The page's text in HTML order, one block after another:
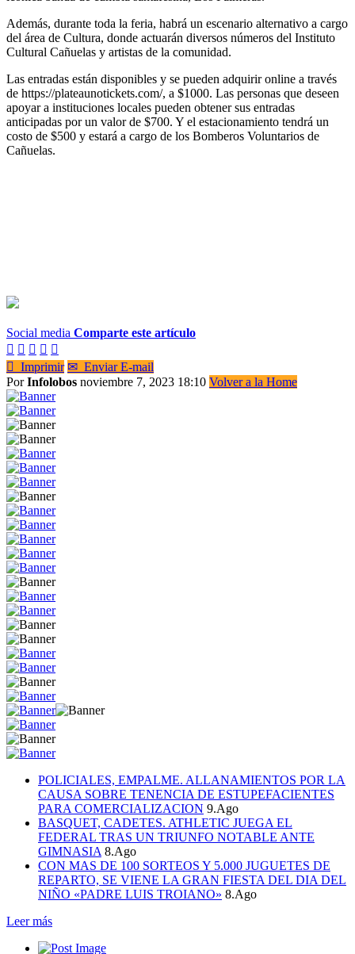
Además, durante toda la feria, habrá un escenario alternativo a cargo
del área de Cultura, donde actuarán diversos números del Instituto
Cultural Cañuelas y artistas de la comunidad.
Las entradas están disponibles y se pueden adquirir online a través
de https://plateaunotickets.com/, a $1000. Las personas que deseen
apoyar a instituciones locales pueden obtener sus entradas
anticipadas por un valor de $700. Y el estacionamiento tendrá un
costo de $500 y estará a cargo de los Bomberos Voluntarios de
Cañuelas.
Social media Comparte este artículo
    
 Imprimir ✉ Enviar E-mail
PorInfolobos noviembre 7, 2023 18:10 Volver a la Home
POLICIALES, EMPALME. ALLANAMIENTOS POR LA
CAUSA SOBRE TENENCIA DE ESTUPEFACIENTES
PARA COMERCIALIZACION 9.Ago
BASQUET, CADETES. ATHLETIC JUEGA EL
FEDERAL TRAS UN TRIUNFO NOTABLE ANTE
GIMNASIA 8.Ago
CON MAS DE 100 SORTEOS Y 5.000 JUGUETES DE
REPARTO, SE VIENE LA GRAN FIESTA DEL DIA DEL
NIÑO «PADRE LUIS TROIANO» 8.Ago
Leer más